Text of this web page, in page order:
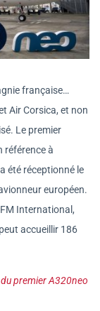
française…
Air Corsica, et non
Le premier
référence à
été réceptionné le
européen.
International,
accueillir 186
premier A320neo